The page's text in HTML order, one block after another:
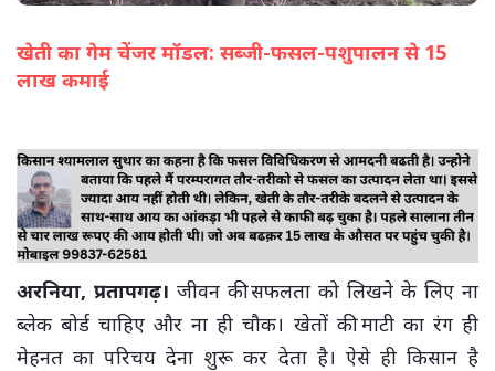
खेती का गेम चेंजर मॉडल: सब्जी-फसल-पशुपालन से 15
लाख कमाई
अरनिया, प्रतापगढ़। जीवन की सफलता को लिखने के लिए ना
ब्लेक बोर्ड चाहिए और ना ही चौक। खेतों की माटी का रंग ही
मेहनत का परिचय देना शुरू कर देता है। ऐसे ही किसान है